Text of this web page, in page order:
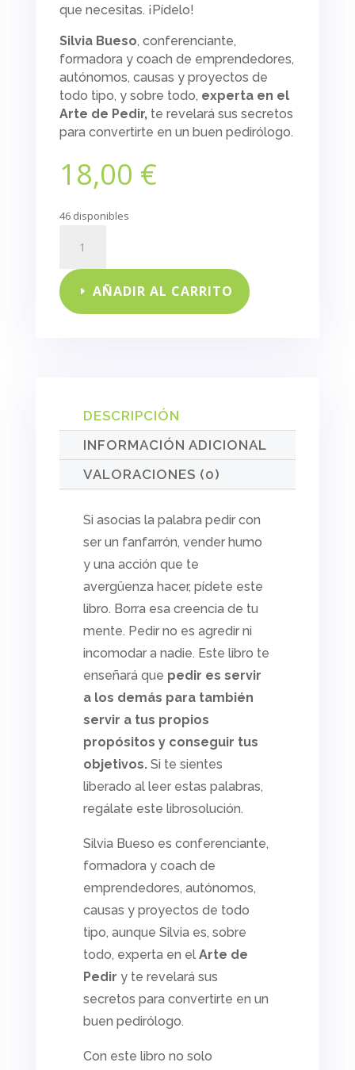
que necesitas. ¡Pídelo!
Silvia Bueso, conferenciante,
formadora y coach de emprendedores,
autónomos, causas y proyectos de
todo tipo, y sobre todo, experta en el
Arte de Pedir,te revelará sus secretos
para convertirte en un buen pedirólogo.
18,00 €
46 disponibles
de
pedir
para
AÑADIR AL CARRITO
DESCRIPCIÓN
INFORMACIÓN ADICIONAL
VALORACIONES (0)
Si asocias la palabra pedir con
ser un fanfarrón, vender humo
y una acción que te
avergüenza hacer, pídete este
libro. Borra esa creencia de tu
mente. Pedir no es agredir ni
incomodar a nadie. Este libro te
enseñará que pedir es servir
a los demás para también
servir a tus propios
propósitos y conseguir tus
objetivos.Si te sientes
liberado al leer estas palabras,
regálate este librosolución.
Silvia Bueso es conferenciante,
formadora y coach de
emprendedores, autónomos,
causas y proyectos de todo
tipo, aunque Silvia es, sobre
todo, experta en el Arte de
Pedir y te revelará sus
secretos para convertirte en un
buen pedirólogo.
Con este libro no solo